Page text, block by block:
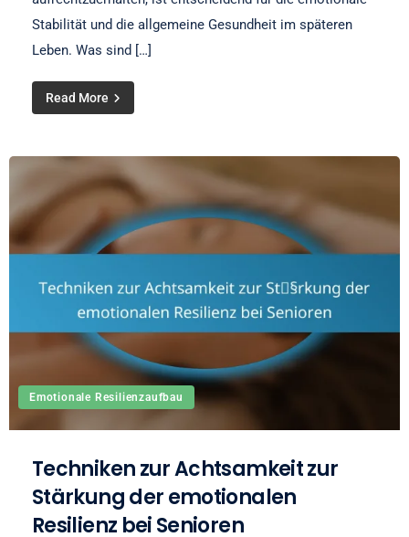
Stabilität und die allgemeine Gesundheit im späteren
Leben. Was sind […]
Read More
Emotionale Resilienzaufbau
Techniken zur Achtsamkeit zur
Stärkung der emotionalen
Resilienz bei Senioren